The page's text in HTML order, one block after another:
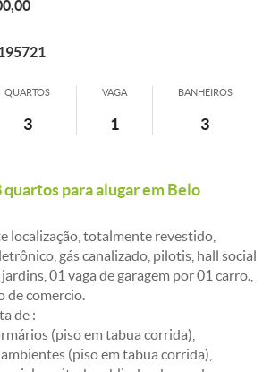
QUARTOS
3
VAGA
1
BANHEIROS
3
para alugar em Belo
localização, totalmente revestido,
gás canalizado, pilotis, hall social
01 vaga de garagem por 01 carro.,
de comercio.
de :
(piso em tabua corrida),
(piso em tabua corrida),